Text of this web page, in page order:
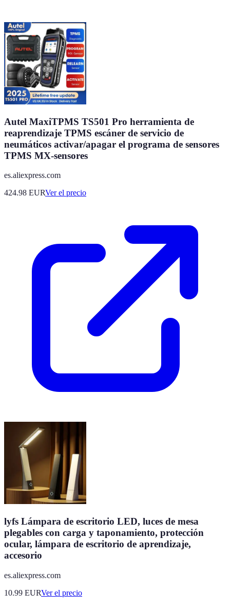
Autel MaxiTPMS TS501 Pro herramienta de
reaprendizaje TPMS escáner de servicio de
neumáticos activar/apagar el programa de sensores
TPMS MX-sensores
es.aliexpress.com
424.98 EURVer el precio
lyfs Lámpara de escritorio LED, luces de mesa
plegables con carga y taponamiento, protección
ocular, lámpara de escritorio de aprendizaje,
accesorio
es.aliexpress.com
10.99 EURVer el precio